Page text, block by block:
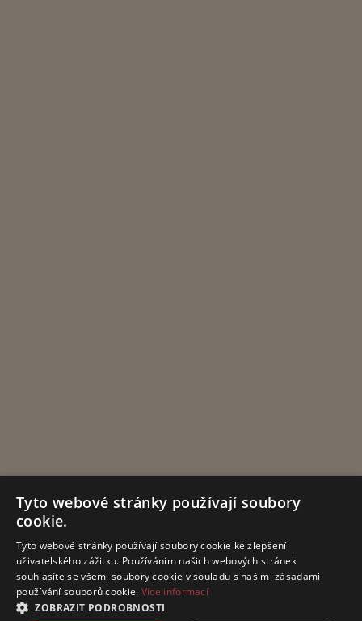
Tyto webové stránky používají soubory
cookie.
Tyto webové stránky používají soubory cookie ke zlepšení
uživatelského zážitku. Používáním našich webových stránek
souhlasíte se všemi soubory cookie v souladu s našimi zásadami
používání souborů cookie. Více informací
ZOBRAZIT PODROBNOSTI